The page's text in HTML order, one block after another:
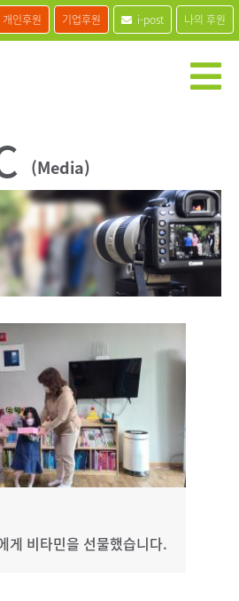
개인후원 기업후원 i-post 나의 후원
(Media)
게 비타민을 선물했습니다.